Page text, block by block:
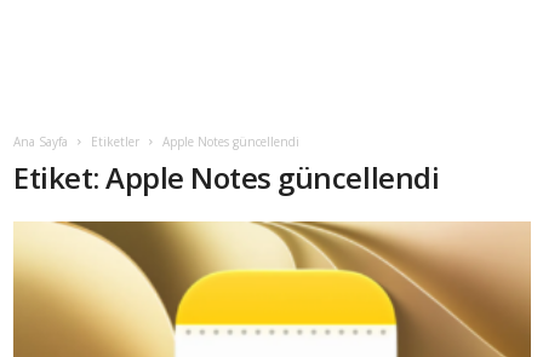
Ana Sayfa Etiketler Apple Notes güncellendi
Etiket: Apple Notes güncellendi